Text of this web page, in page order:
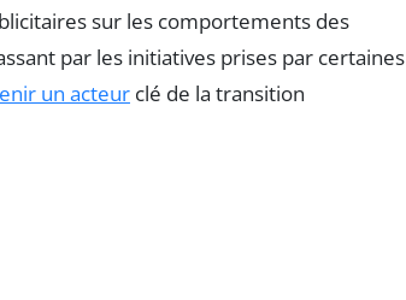
sur les comportements des
par les initiatives prises par certaines
un acteur clé de la transition